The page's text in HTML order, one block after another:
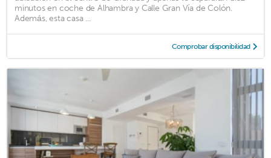
minutos en coche de Alhambra y Calle Gran Vía de Colón.
Además, esta casa ...
Comprobar disponibilidad